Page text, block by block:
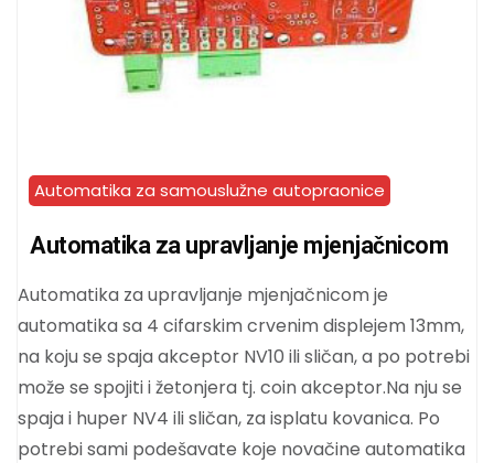
Automatika za samouslužne autopraonice
Automatika za upravljanje mjenjačnicom
Automatika za upravljanje mjenjačnicom je
automatika sa 4 cifarskim crvenim displejem 13mm,
na koju se spaja akceptor NV10 ili sličan, a po potrebi
može se spojiti i žetonjera tj. coin akceptor.Na nju se
spaja i huper NV4 ili sličan, za isplatu kovanica. Po
potrebi sami podešavate koje novačine automatika